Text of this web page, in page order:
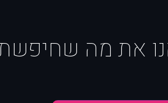
את מה